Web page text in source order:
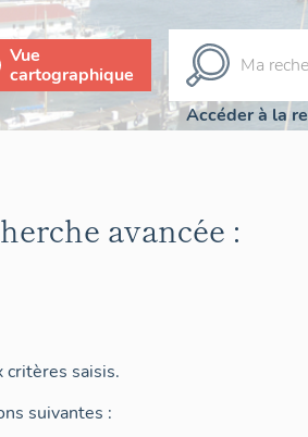
Vue
cartographique
Accéder à la
avancée :
critères saisis.
suivantes :